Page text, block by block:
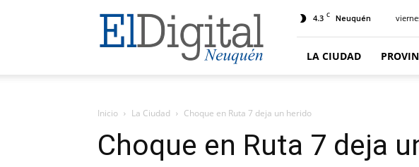
El
Digital
Neuquen
4.3 C Neuquén
LA CIUDAD
Inicio La Ciudad Choque en Ruta 7 deja un herido
Choque en Ruta 7 deja